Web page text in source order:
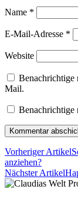
Name *
E-Mail-Adresse *
Website
Benachrichtige
Mail.
Benachrichtige
Vorheriger Artikel
anziehen?
Nächster Artikel